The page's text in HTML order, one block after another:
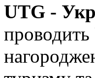
UTG -
проводить